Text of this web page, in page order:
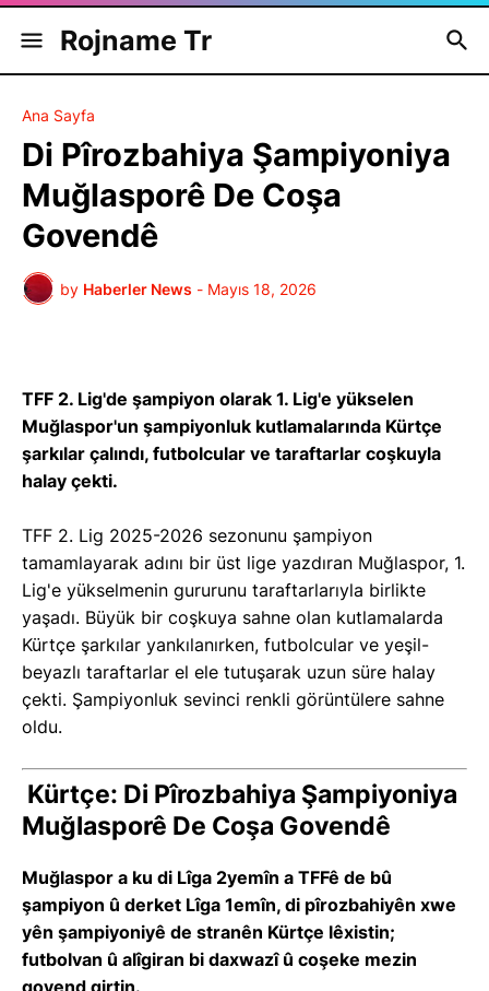
Rojname Tr
Ana Sayfa
Di Pîrozbahiya Şampiyoniya
Muğlasporê De Coşa
Govendê
by Haberler News - Mayıs 18, 2026
TFF 2. Lig'de şampiyon olarak 1. Lig'e yükselen
Muğlaspor'un şampiyonluk kutlamalarında Kürtçe
şarkılar çalındı, futbolcular ve taraftarlar coşkuyla
halay çekti.
TFF 2. Lig 2025-2026 sezonunu şampiyon
tamamlayarak adını bir üst lige yazdıran Muğlaspor, 1.
Lig'e yükselmenin gururunu taraftarlarıyla birlikte
yaşadı. Büyük bir coşkuya sahne olan kutlamalarda
Kürtçe şarkılar yankılanırken, futbolcular ve yeşil-
beyazlı taraftarlar el ele tutuşarak uzun süre halay
çekti. Şampiyonluk sevinci renkli görüntülere sahne
oldu.
Kürtçe: Di Pîrozbahiya Şampiyoniya
Muğlasporê De Coşa Govendê
Muğlaspor a ku di Lîga 2yemîn a TFFê de bû
şampiyon û derket Lîga 1emîn, di pîrozbahiyên xwe
yên şampiyoniyê de stranên Kürtçe lêxistin;
futbolvan û alîgiran bi daxwazî û coşeke mezin
govend girtin.